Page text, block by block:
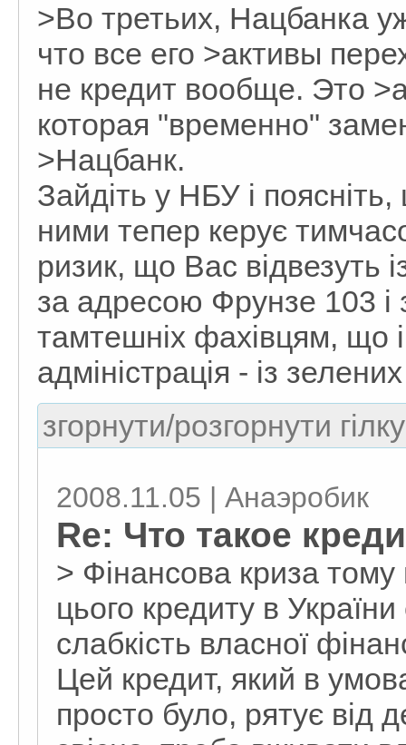
>Во третьих, Нацбанка
что все его >активы
не кредит вообще. Это
которая "временно"
>Нацбанк.
Зайдіть у НБУ і
ними тепер керує
ризик, що Вас відвезуть
за адресою Фрунзе 103 і
тамтешніх фахівцям, що
адміністрація - із
згорнути/розгорнути
2008.11.05 | Анаэробик
Re: Что такое
> Фінансова криза
цього кредиту в
слабкість власної
Цей кредит, який в
просто було, рятує від